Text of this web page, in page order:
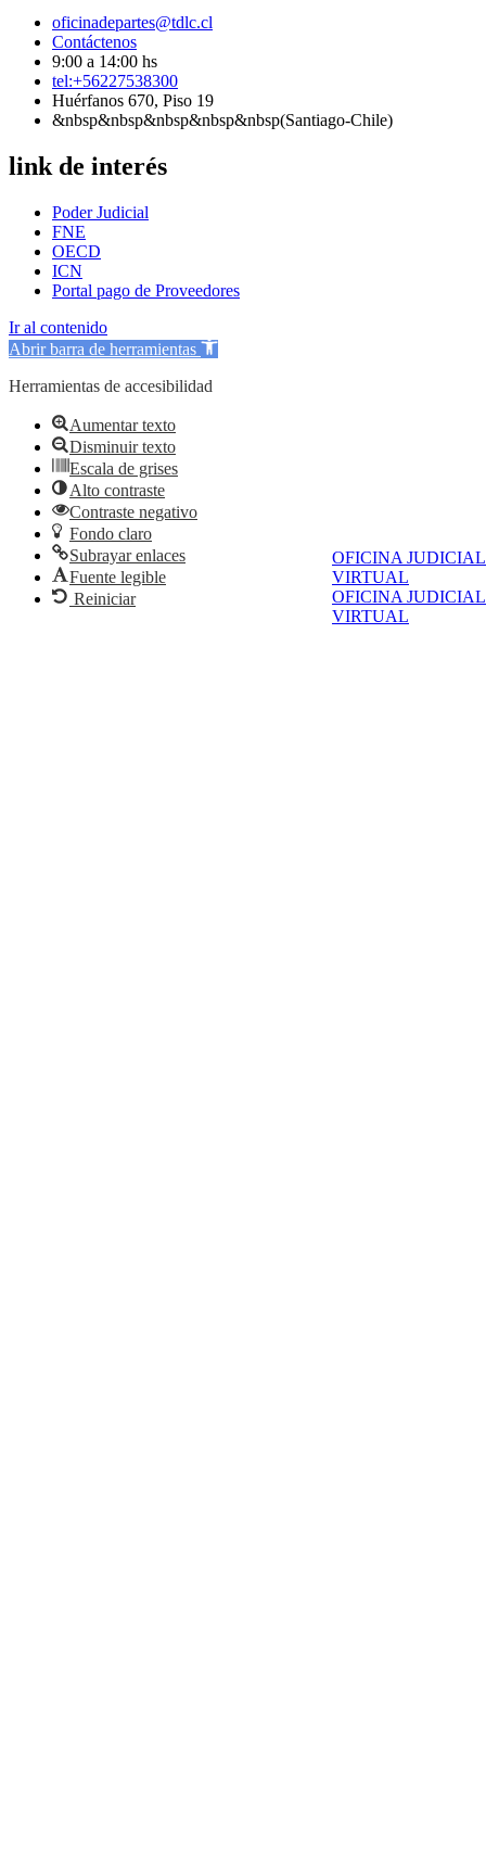
OFICINA JUDICIAL
VIRTUAL
OFICINA JUDICIAL
VIRTUAL
oficinadepartes@tdlc.cl
Contáctenos
9:00 a 14:00 hs
tel:+56227538300
Huérfanos 670, Piso 19
&nbsp&nbsp&nbsp&nbsp&nbsp(Santiago-Chile)
link de interés
Poder Judicial
FNE
OECD
ICN
Portal pago de Proveedores
Ir al contenido
Abrir barra de herramientas
Herramientas de accesibilidad
Aumentar texto
Disminuir texto
Escala de grises
Alto contraste
Contraste negativo
Fondo claro
Subrayar enlaces
Fuente legible
Reiniciar